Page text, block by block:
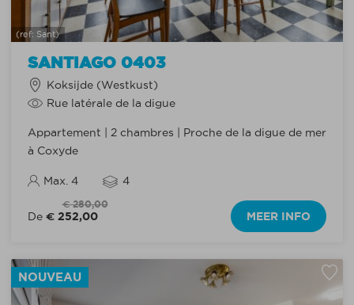
SANTIAGO 0403
(ref: Sant)
Koksijde (Westkust)
Rue latérale de la digue
Appartement | 2 chambres | Proche de la digue de mer
à Coxyde
Max. 4 4
€ 280,00
De € 252,00 MEER INFO
NOUVEAU